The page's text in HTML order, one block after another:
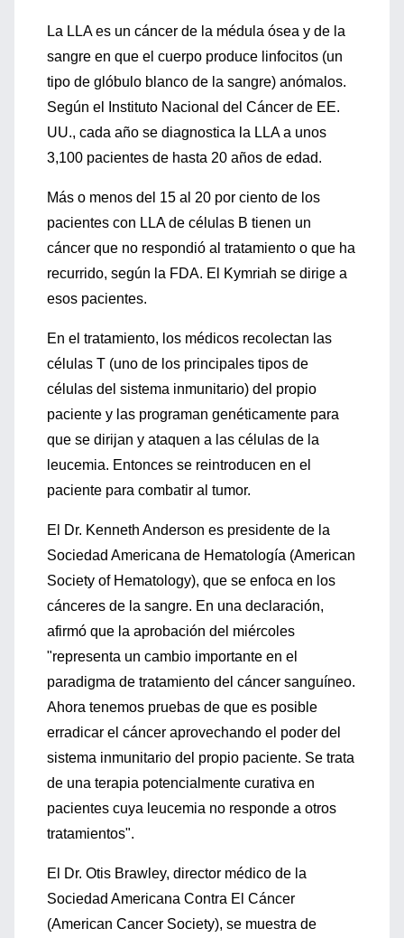
La LLA es un cáncer de la médula ósea y de la
sangre en que el cuerpo produce linfocitos (un
tipo de glóbulo blanco de la sangre) anómalos.
Según el Instituto Nacional del Cáncer de EE.
UU., cada año se diagnostica la LLA a unos
3,100 pacientes de hasta 20 años de edad.
Más o menos del 15 al 20 por ciento de los
pacientes con LLA de células B tienen un
cáncer que no respondió al tratamiento o que ha
recurrido, según la FDA. El Kymriah se dirige a
esos pacientes.
En el tratamiento, los médicos recolectan las
células T (uno de los principales tipos de
células del sistema inmunitario) del propio
paciente y las programan genéticamente para
que se dirijan y ataquen a las células de la
leucemia. Entonces se reintroducen en el
paciente para combatir al tumor.
El Dr. Kenneth Anderson es presidente de la
Sociedad Americana de Hematología (American
Society of Hematology), que se enfoca en los
cánceres de la sangre. En una declaración,
afirmó que la aprobación del miércoles
"representa un cambio importante en el
paradigma de tratamiento del cáncer sanguíneo.
Ahora tenemos pruebas de que es posible
erradicar el cáncer aprovechando el poder del
sistema inmunitario del propio paciente. Se trata
de una terapia potencialmente curativa en
pacientes cuya leucemia no responde a otros
tratamientos".
El Dr. Otis Brawley, director médico de la
Sociedad Americana Contra El Cáncer
(American Cancer Society), se muestra de